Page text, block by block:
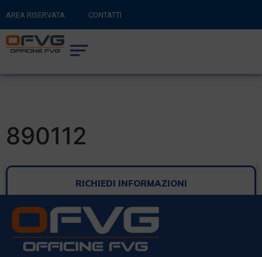
AREA RISERVATA CONTATTI
RITORNA AL SITO PRINCIPALE
CARRELLO
890112
RICHIEDI INFORMAZIONI